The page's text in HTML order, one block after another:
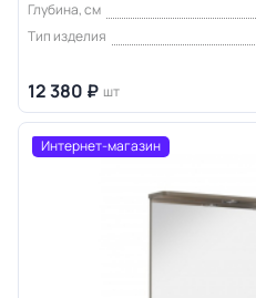
Глубина, см
Тип изделия
12 380 ₽ шт
Интернет-магазин